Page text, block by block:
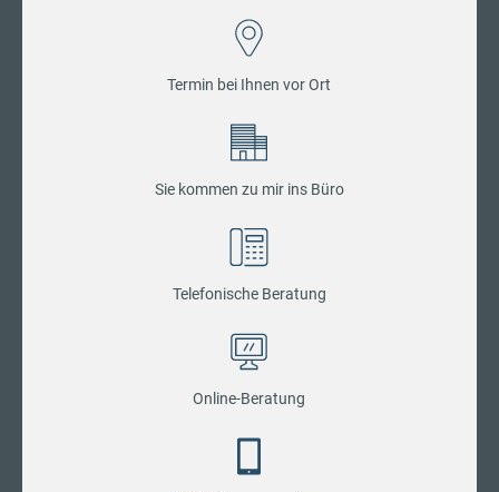
Termin bei Ihnen vor Ort
Sie kommen zu mir ins Büro
Telefonische Beratung
Online-Beratung